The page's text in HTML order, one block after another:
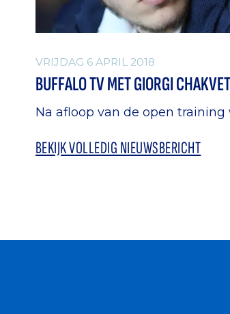
VRIJDAG 6 APRIL 2018
BUFFALO TV MET GIORGI
Na afloop van de open training
BEKIJK VOLLEDIG NIEUWSBERICHT